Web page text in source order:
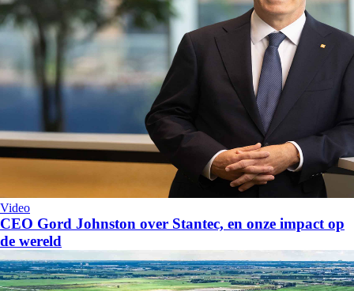
Video
CEO Gord Johnston over Stantec, en onze impact op
de wereld